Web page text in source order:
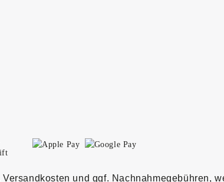
Versandkosten und ggf. Nachnahmegebühren,